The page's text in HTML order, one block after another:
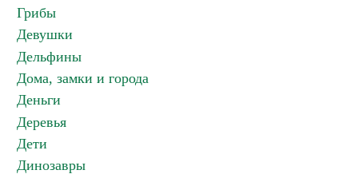
Грибы
Девушки
Дельфины
Дома, замки и города
Деньги
Деревья
Дети
Динозавры